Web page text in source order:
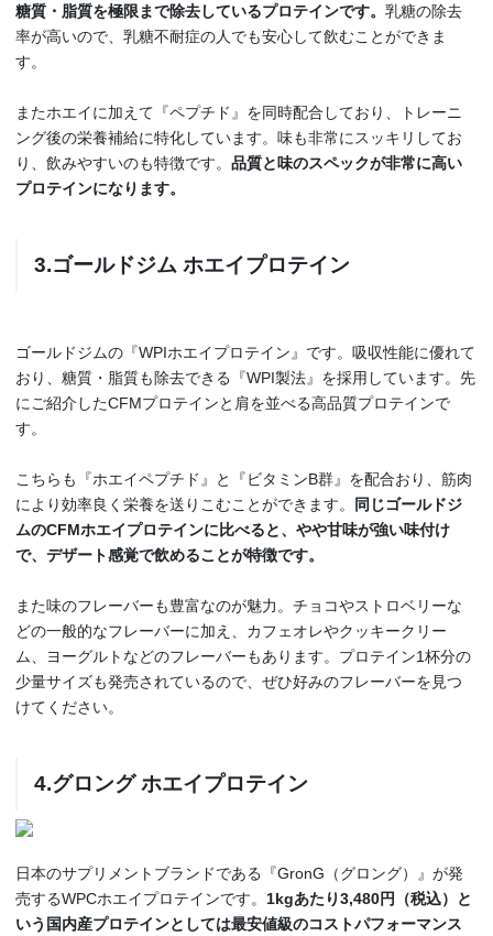
糖質・脂質を極限まで除去しているプロテインです。乳糖の除去
率が高いので、乳糖不耐症の人でも安心して飲むことができま
す。
またホエイに加えて『ペプチド』を同時配合しており、トレーニ
ング後の栄養補給に特化しています。味も非常にスッキリしてお
り、飲みやすいのも特徴です。品質と味のスペックが非常に高い
プロテインになります。
3.ゴールドジム ホエイプロテイン
ゴールドジムの『WPIホエイプロテイン』です。吸収性能に優れて
おり、糖質・脂質も除去できる『WPI製法』を採用しています。先
にご紹介したCFMプロテインと肩を並べる高品質プロテインで
す。
こちらも『ホエイペプチド』と『ビタミンB群』を配合おり、筋肉
により効率良く栄養を送りこむことができます。
同じゴールドジ
ムのCFMホエイプロテインに比べると、やや甘味が強い味付け
で、デザート感覚で飲めることが特徴です。
また味のフレーバーも豊富なのが魅力。チョコやストロベリーな
どの一般的なフレーバーに加え、カフェオレやクッキークリー
ム、ヨーグルトなどのフレーバーもあります。プロテイン1杯分の
少量サイズも発売されているので、ぜひ好みのフレーバーを見つ
けてください。
4.グロング ホエイプロテイン
日本のサプリメントブランドである『GronG（グロング）』が発
売するWPCホエイプロテインです。 1kgあたり3,480円（税込）と
いう国内産プロテインとしては最安値級のコストパフォーマンス